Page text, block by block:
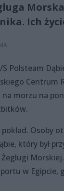
Ich
Polsteam
Centrum
morzu na
Osoby
który był
w Egipcie,